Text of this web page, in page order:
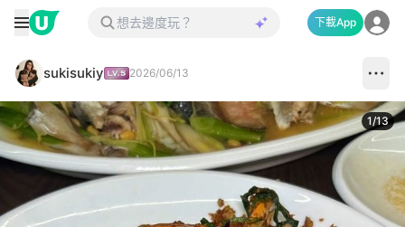
下載App
sukisukiy 2026/06/13
1/13